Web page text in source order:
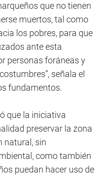
que no tienen
muertos, tal como
los pobres, para que
ante esta
personas foráneas y
señala el
fundamentos.
que la iniciativa
preservar la zona
natural, sin
como también
puedan hacer uso de